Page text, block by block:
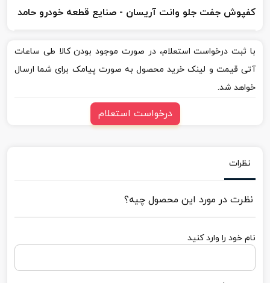
کفپوش جفت جلو وانت آریسان - صنایع قطعه خودرو حامد
با ثبت درخواست استعلام، در صورت موجود بودن کالا طی ساعات
آتی قیمت و لینک خرید محصول به صورت پیامک برای شما ارسال
خواهد شد.
درخواست استعلام
نظرات
نظرت در مورد این محصول چیه؟
نام خود را وارد کنید